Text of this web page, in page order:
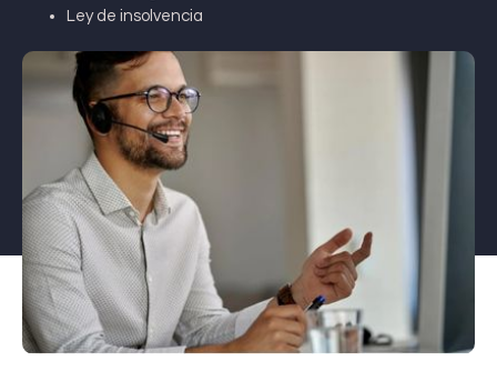
Ley de insolvencia